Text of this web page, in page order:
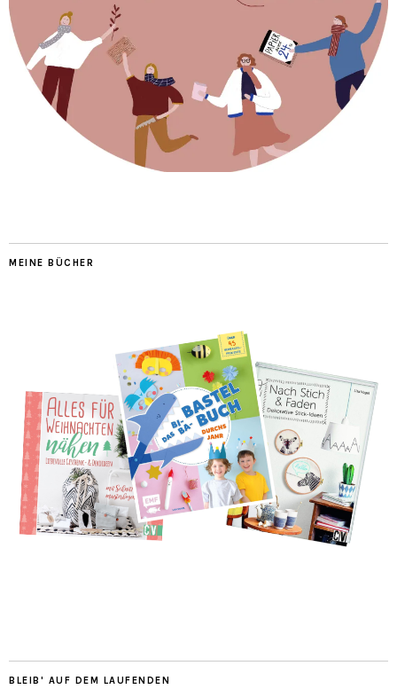
MEINE BÜCHER
BLEIB' AUF DEM LAUFENDEN